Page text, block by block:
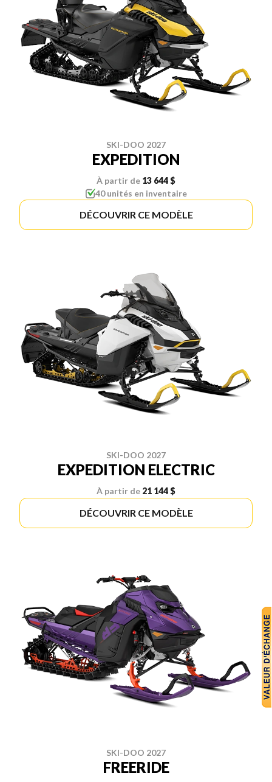
SKI-DOO 2027
EXPEDITION
À partir de 13 644 $
40 unités en inventaire
DÉCOUVRIR CE MODÈLE
SKI-DOO 2027
EXPEDITION ELECTRIC
À partir de 21 144 $
DÉCOUVRIR CE MODÈLE
SKI-DOO 2027
FREERIDE